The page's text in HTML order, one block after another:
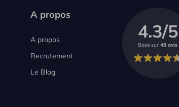
A propos
A propos
Recrutement
Le Blog
4.3/5
Basé sur 48 avis